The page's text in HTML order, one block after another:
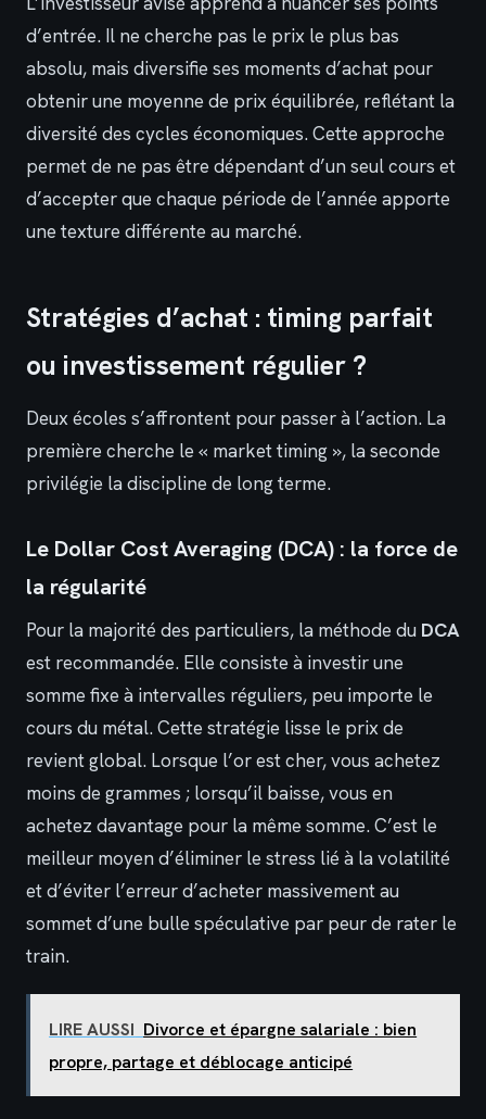
d’entrée. Il ne cherche pas le prix le plus bas
absolu, mais diversifie ses moments d’achat pour
obtenir une moyenne de prix équilibrée, reflétant la
diversité des cycles économiques. Cette approche
permet de ne pas être dépendant d’un seul cours et
d’accepter que chaque période de l’année apporte
une texture différente au marché.
Stratégies d’achat : timing parfait
ou investissement régulier ?
Deux écoles s’affrontent pour passer à l’action. La
première cherche le « market timing », la seconde
privilégie la discipline de long terme.
Le Dollar Cost Averaging (DCA) : la force de
la régularité
Pour la majorité des particuliers, la méthode du DCA
est recommandée. Elle consiste à investir une
somme fixe à intervalles réguliers, peu importe le
cours du métal. Cette stratégie lisse le prix de
revient global. Lorsque l’or est cher, vous achetez
moins de grammes ; lorsqu’il baisse, vous en
achetez davantage pour la même somme. C’est le
meilleur moyen d’éliminer le stress lié à la volatilité
et d’éviter l’erreur d’acheter massivement au
sommet d’une bulle spéculative par peur de rater le
train.
LIRE AUSSI Divorce et épargne salariale : bien
propre, partage et déblocage anticipé